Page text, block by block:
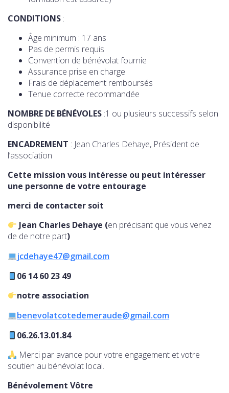
CONDITIONS :
Âge minimum : 17 ans
Pas de permis requis
Convention de bénévolat fournie
Assurance prise en charge
Frais de déplacement remboursés
Tenue correcte recommandée
NOMBRE DE BÉNÉVOLES :1 ou plusieurs successifs selon
disponibilité
ENCADREMENT : Jean Charles Dehaye, Président de
l’association
Cette mission vous intéresse ou peut intéresser
une personne de votre entourage
merci de contacter soit
Jean Charles Dehaye (en précisant que vous venez
de de notre part)
jcdehaye47@gmail.com
06 14 60 23 49
notre association
benevolatcotedemeraude@gmail.com
06.26.13.01.84
Merci par avance pour votre engagement et votre
soutien au bénévolat local.
Bénévolement Vôtre